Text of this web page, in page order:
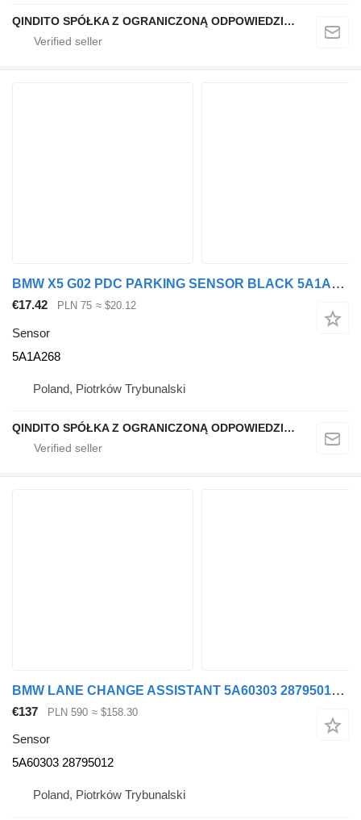
QINDITO SPÓŁKA Z OGRANICZONĄ ODPOWIEDZIALNOŚCIĄ
BMW X5 G02 PDC PARKING SENSOR BLACK 5A1A268 for BMW car
€17.42 PLN 75 ≈ $20.12
Sensor
5A1A268
Poland, Piotrków Trybunalski
QINDITO SPÓŁKA Z OGRANICZONĄ ODPOWIEDZIALNOŚCIĄ
BMW LANE CHANGE ASSISTANT 5A60303 28795012 sensor for BMW X5 X6 X7 X3 X 1 car
€137 PLN 590 ≈ $158.30
Sensor
5A60303 28795012
Poland, Piotrków Trybunalski